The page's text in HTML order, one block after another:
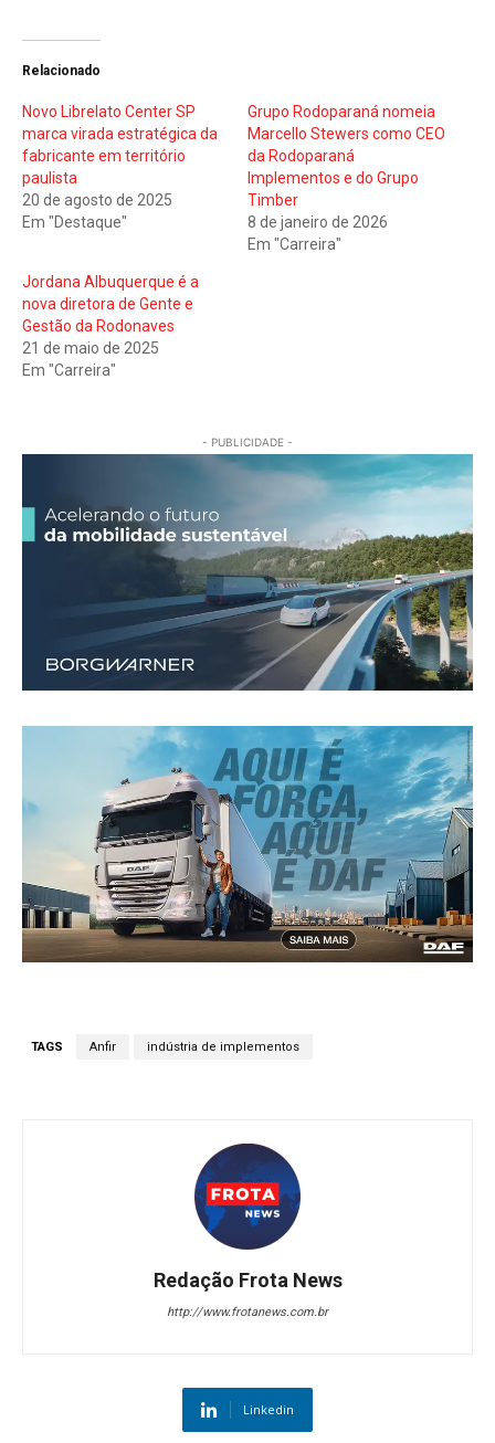
Relacionado
Novo Librelato Center SP
marca virada estratégica da
fabricante em território
paulista
20 de agosto de 2025
Em "Destaque"
Grupo Rodoparaná nomeia
Marcello Stewers como CEO
da Rodoparaná
Implementos e do Grupo
Timber
8 de janeiro de 2026
Em "Carreira"
Jordana Albuquerque é a
nova diretora de Gente e
Gestão da Rodonaves
21 de maio de 2025
Em "Carreira"
- PUBLICIDADE -
TAGS Anfir indústria de implementos
Redação Frota News
http://www.frotanews.com.br
Linkedin